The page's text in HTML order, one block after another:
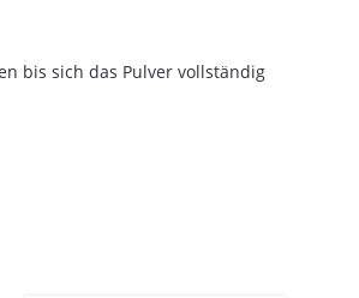
bis sich das Pulver vollständig